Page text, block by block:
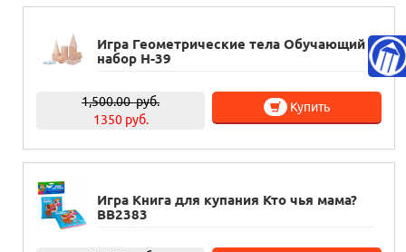
Игра Геометрические тела Обучающий
набор Н-39
1,500.00руб.
1350 руб.
Купить
Игра Книга для купания Кто чья мама?
ВВ2383